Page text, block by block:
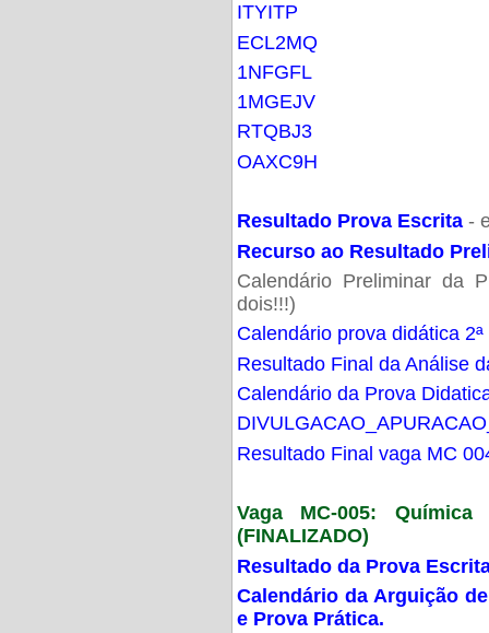
ITYITP
ECL2MQ
1NFGFL
1MGEJV
RTQBJ3
OAXC9H
Resultado Prova Escrita -
Recurso ao Resultado
Calendário Preliminar da
dois!!!)
Calendário prova didática
Resultado Final da Análise
Calendário da Prova
Resultado Final vaga MC
Vaga MC-005:
(FINALIZADO)
Resultado da Prova
Calendário da Arguição
e Prova Prática.